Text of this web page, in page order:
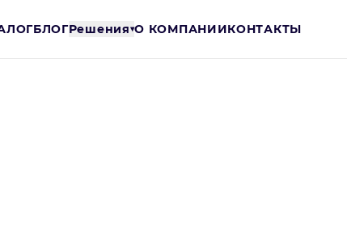
БЛОГРешения▾О КОМПАНИИКОНТАКТЫ